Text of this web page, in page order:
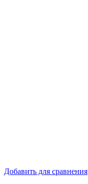
Добавить для сравнения